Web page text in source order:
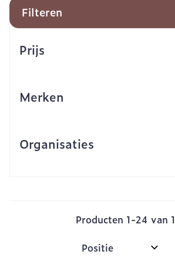
Filteren
Prijs
Merken
Organisaties
Producten 1-24 van
Sorteer op: